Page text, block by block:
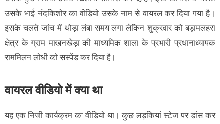
उसके भाई नंदकिशोर का वीडियो उसके नाम से वायरल कर दिया गया है।
इसके चलते जांच में थोड़ा लंबा समय लगा लेकिन शुक्रवार को बड़ामलहरा
क्षेत्र के ग्राम माखनखेड़ा की माध्यमिक शाला के प्रभारी प्रधानाध्यापक
राममिलन लोधी को सस्पेंड कर दिया है।
वायरल वीडियो में क्या था
यह एक निजी कार्यक्रम का वीडियो था। कुछ लड़कियां स्टेज पर डांस कर